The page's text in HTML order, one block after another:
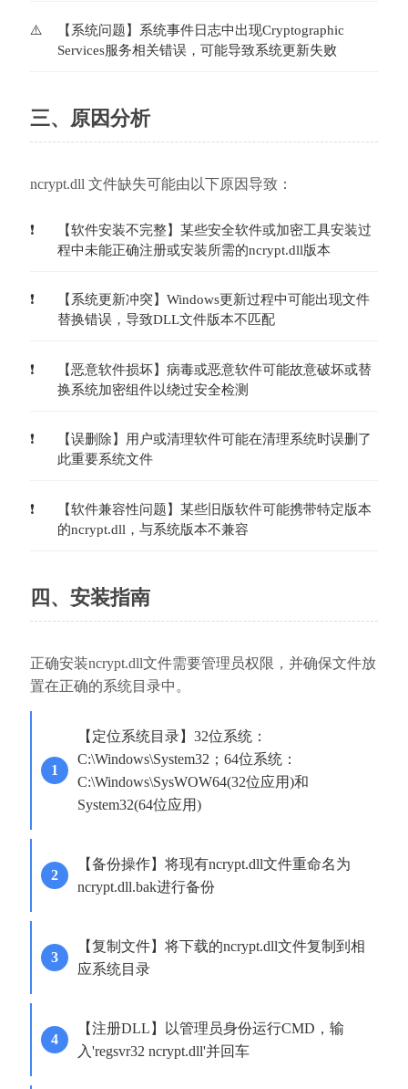
【系统问题】系统事件日志中出现Cryptographic
Services服务相关错误，可能导致系统更新失败
三、原因分析
ncrypt.dll 文件缺失可能由以下原因导致：
【软件安装不完整】某些安全软件或加密工具安装过
程中未能正确注册或安装所需的ncrypt.dll版本
【系统更新冲突】Windows更新过程中可能出现文件
替换错误，导致DLL文件版本不匹配
【恶意软件损坏】病毒或恶意软件可能故意破坏或替
换系统加密组件以绕过安全检测
【误删除】用户或清理软件可能在清理系统时误删了
此重要系统文件
【软件兼容性问题】某些旧版软件可能携带特定版本
的ncrypt.dll，与系统版本不兼容
四、安装指南
正确安装ncrypt.dll文件需要管理员权限，并确保文件放
置在正确的系统目录中。
【定位系统目录】32位系统：
C:\Windows\System32；64位系统：
C:\Windows\SysWOW64(32位应用)和
System32(64位应用)
【备份操作】将现有ncrypt.dll文件重命名为
ncrypt.dll.bak进行备份
【复制文件】将下载的ncrypt.dll文件复制到相
应系统目录
【注册DLL】以管理员身份运行CMD，输
入'regsvr32 ncrypt.dll'并回车